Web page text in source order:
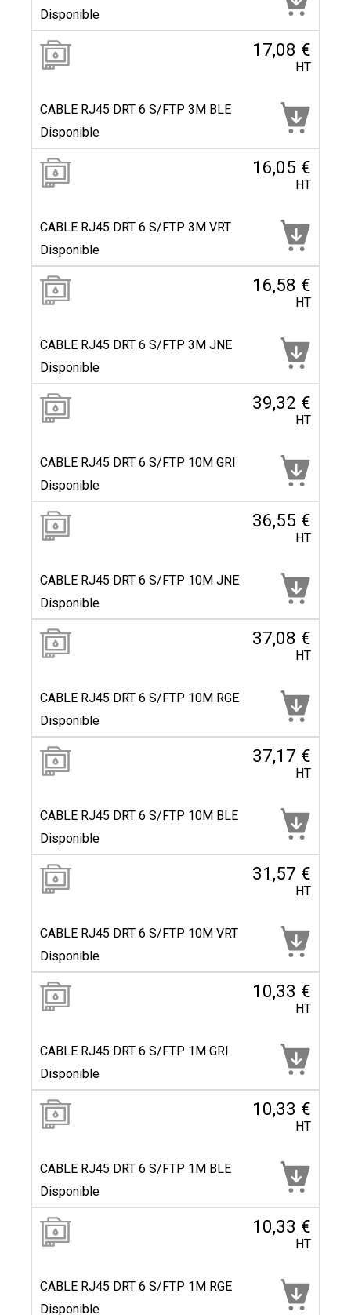
Disponible
17,08 €
HT
CABLE RJ45 DRT 6 S/FTP 3M BLE
Disponible
16,05 €
HT
CABLE RJ45 DRT 6 S/FTP 3M VRT
Disponible
16,58 €
HT
CABLE RJ45 DRT 6 S/FTP 3M JNE
Disponible
39,32 €
HT
CABLE RJ45 DRT 6 S/FTP 10M GRI
Disponible
36,55 €
HT
CABLE RJ45 DRT 6 S/FTP 10M JNE
Disponible
37,08 €
HT
CABLE RJ45 DRT 6 S/FTP 10M RGE
Disponible
37,17 €
HT
CABLE RJ45 DRT 6 S/FTP 10M BLE
Disponible
31,57 €
HT
CABLE RJ45 DRT 6 S/FTP 10M VRT
Disponible
10,33 €
HT
CABLE RJ45 DRT 6 S/FTP 1M GRI
Disponible
10,33 €
HT
CABLE RJ45 DRT 6 S/FTP 1M BLE
Disponible
10,33 €
HT
CABLE RJ45 DRT 6 S/FTP 1M RGE
Disponible